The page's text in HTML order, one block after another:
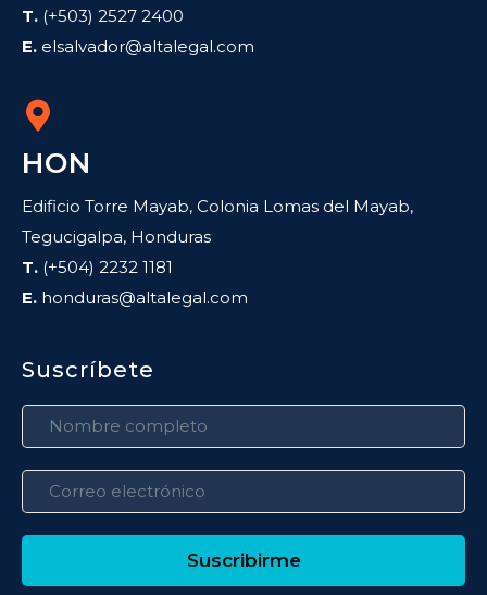
T. (+503) 2527 2400
E. elsalvador@altalegal.com
HON
Edificio Torre Mayab, Colonia Lomas del Mayab,
Tegucigalpa, Honduras
T. (+504) 2232 1181
E. honduras@altalegal.com
Suscríbete
Suscribirme